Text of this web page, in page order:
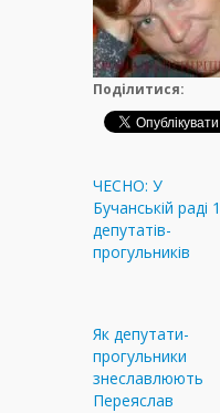
Поділитися:
ЧЕСНО: У
Бучанській раді
депутатів-
прогульників
Як депутати-
прогульники
знеславлюють
Переяслав